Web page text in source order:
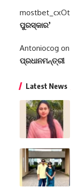
mostbet_cxOt
ପୁରସ୍କାର’
Antoniocog on
ପ୍ରଧାନମନ୍ତ୍ରୀ
Latest News